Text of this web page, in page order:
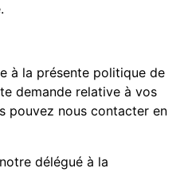
à la présente politique de
demande relative à vos
pouvez nous contacter en
délégué à la